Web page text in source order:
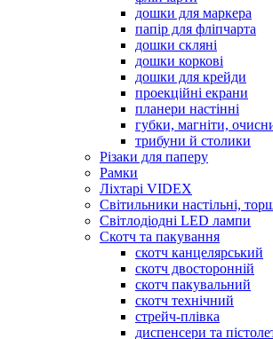
дошки для маркера
папір для фліпчарта
дошки скляні
дошки коркові
дошки для крейди
проекційні екрани
планери настінні
губки, магніти,
трибуни й столики
Різаки для паперу
Рамки
Ліхтарі VIDEX
Світильники настільні,
Світлодіодні LED лампи
Скотч та пакування
скотч канцелярський
скотч двосторонній
скотч пакувальний
скотч технічний
стрейч-плівка
диспенсери та